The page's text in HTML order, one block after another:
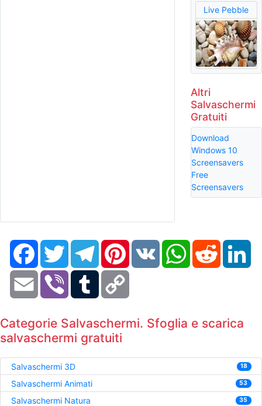
Live Pebble
Altri
Salvaschermi
Gratuiti
Download
Windows 10
Screensavers
Free
Screensavers
FacebookTwitter TelegramPinterestVK WhatsAppReddit
Email Viber Tumblr
Categorie Salvaschermi. Sfoglia e scarica
salvaschermi gratuiti
Salvaschermi 3D 18
Salvaschermi Animati 53
Salvaschermi Natura 35